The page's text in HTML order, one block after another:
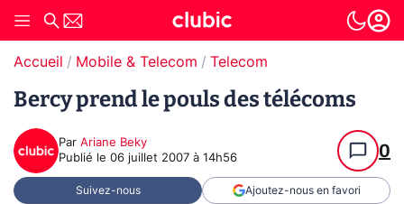
Accueil Mobile & Telecom Telecom
Bercy prend le pouls des télécoms
Par Ariane Beky
Publié le 06 juillet 2007 à 14h56 0
Suivez-nous Ajoutez-nous en favori